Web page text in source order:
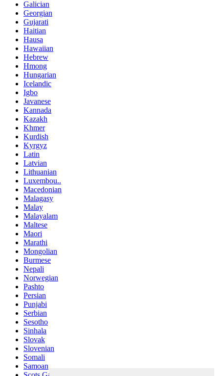
Galician
Georgian
Gujarati
Haitian
Hausa
Hawaiian
Hebrew
Hmong
Hungarian
Icelandic
Igbo
Javanese
Kannada
Kazakh
Khmer
Kurdish
Kyrgyz
Latin
Latvian
Lithuanian
Luxembou..
Macedonian
Malagasy
Malay
Malayalam
Maltese
Maori
Marathi
Mongolian
Burmese
Nepali
Norwegian
Pashto
Persian
Punjabi
Serbian
Sesotho
Sinhala
Slovak
Slovenian
Somali
Samoan